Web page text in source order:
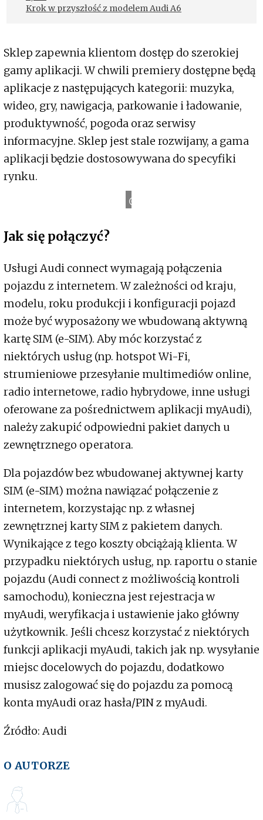
Krok w przyszłość z modelem Audi A6
Sklep zapewnia klientom dostęp do szerokiej
gamy aplikacji. W chwili premiery dostępne będą
aplikacje z następujących kategorii: muzyka,
wideo, gry, nawigacja, parkowanie i ładowanie,
produktywność, pogoda oraz serwisy
informacyjne. Sklep jest stale rozwijany, a gama
aplikacji będzie dostosowywana do specyfiki
rynku.
Jak się połączyć?
Usługi Audi connect wymagają połączenia
pojazdu z internetem. W zależności od kraju,
modelu, roku produkcji i konfiguracji pojazd
może być wyposażony we wbudowaną aktywną
kartę SIM (e-SIM). Aby móc korzystać z
niektórych usług (np. hotspot Wi-Fi,
strumieniowe przesyłanie multimediów online,
radio internetowe, radio hybrydowe, inne usługi
oferowane za pośrednictwem aplikacji myAudi),
należy zakupić odpowiedni pakiet danych u
zewnętrznego operatora.
Dla pojazdów bez wbudowanej aktywnej karty
SIM (e-SIM) można nawiązać połączenie z
internetem, korzystając np. z własnej
zewnętrznej karty SIM z pakietem danych.
Wynikające z tego koszty obciążają klienta. W
przypadku niektórych usług, np. raportu o stanie
pojazdu (Audi connect z możliwością kontroli
samochodu), konieczna jest rejestracja w
myAudi, weryfikacja i ustawienie jako główny
użytkownik. Jeśli chcesz korzystać z niektórych
funkcji aplikacji myAudi, takich jak np. wysyłanie
miejsc docelowych do pojazdu, dodatkowo
musisz zalogować się do pojazdu za pomocą
konta myAudi oraz hasła/PIN z myAudi.
Źródło: Audi
O AUTORZE